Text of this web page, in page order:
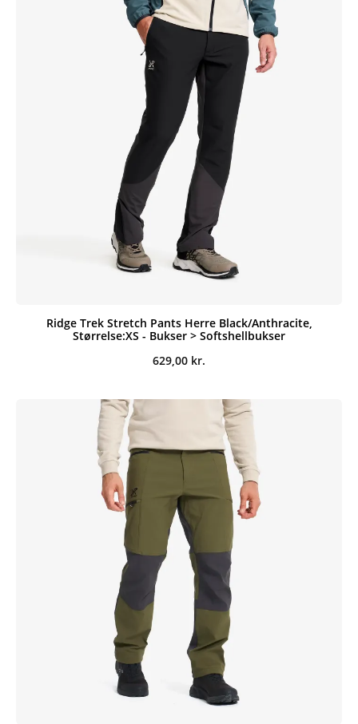
Ridge Trek Stretch Pants Herre Black/Anthracite,
Størrelse:XS - Bukser > Softshellbukser
629,00 kr.